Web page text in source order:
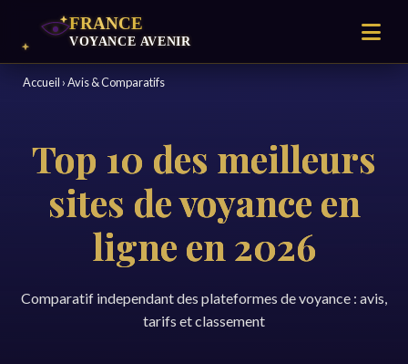
Accueil ›Avis & Comparatifs
Top 10 des meilleurs
sites de voyance en
ligne en 2026
Comparatif independant des plateformes de voyance : avis,
tarifs et classement